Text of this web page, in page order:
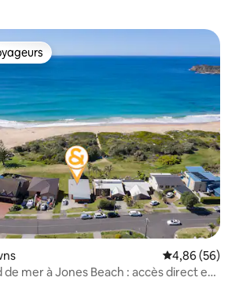
Évaluation
4,86 (56)
de mer à Jones Beach : accès direct et